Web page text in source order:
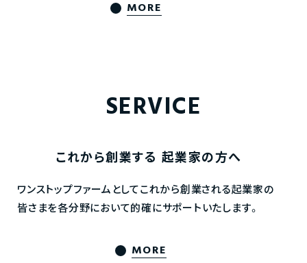
MORE
SERVICE
これから創業する 起業家の方へ
ワンストップファームとしてこれから創業される起業家の
皆さまを各分野において的確にサポートいたします。
MORE